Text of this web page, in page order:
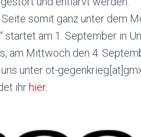
somit ganz unter dem
startet am 1. September in
am Mittwoch den 4.
unter ot-
ihr hier.